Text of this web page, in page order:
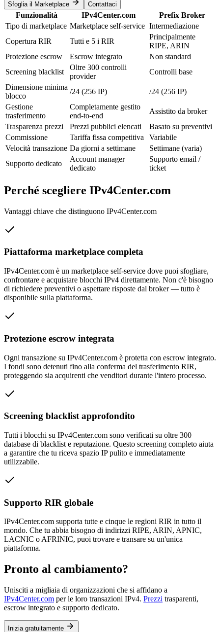
Sfoglia il Marketplace Contattaci
Funzionalità IPv4Center.com
Prefix Broker
Tipo di marketplace Marketplace self-service Intermediazione
Copertura RIR
Tutti e 5 i RIR
Principalmente
RIPE, ARIN
Protezione escrow
Escrow integrato
Non standard
Screening blacklist
Oltre 300 controlli
provider
Controlli base
Dimensione minima
blocco
/24 (256 IP)
/24 (256 IP)
Gestione
trasferimento
Completamente gestito
end-to-end
Assistito da broker
Trasparenza prezzi
Prezzi pubblici elencati
Basato su preventivi
Commissione
Tariffa fissa competitiva
Variabile
Velocità transazione Da giorni a settimane
Settimane (varia)
Supporto dedicato
Account manager
dedicato
Supporto email /
ticket
Perché scegliere IPv4Center.com
Vantaggi chiave che distinguono IPv4Center.com
Piattaforma marketplace completa
IPv4Center.com è un marketplace self-service dove puoi sfogliare,
confrontare e acquistare blocchi IPv4 direttamente. Non c'è bisogno
di richiedere preventivi o aspettare risposte dal broker — tutto è
disponibile sulla piattaforma.
Protezione escrow integrata
Ogni transazione su IPv4Center.com è protetta con escrow integrato.
I fondi sono detenuti fino alla conferma del trasferimento RIR,
proteggendo sia acquirenti che venditori durante l'intero processo.
Screening blacklist approfondito
Tutti i blocchi su IPv4Center.com sono verificati su oltre 300
database di blacklist e reputazione. Questo screening completo aiuta
a garantire che tu riceva spazio IP pulito e immediatamente
utilizzabile.
Supporto RIR globale
IPv4Center.com supporta tutte e cinque le regioni RIR in tutto il
mondo. Che tu abbia bisogno di indirizzi RIPE, ARIN, APNIC,
LACNIC o AFRINIC, puoi trovare e transare su un'unica
piattaforma.
Pronto al cambiamento?
Unisciti a migliaia di organizzazioni che si affidano a
IPv4Center.com per le loro transazioni IPv4. Prezzi trasparenti,
escrow integrato e supporto dedicato.
Inizia gratuitamente